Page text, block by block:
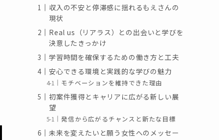
収入の不安と停滞感に揺れるもえさんの
現状
Real us（リアラス）との出会いと学びを
決意したきっかけ
学習時間を確保するための働き方と工夫
安心できる環境と実践的な学びの魅力
モチベーションを維持できた理由
初案件獲得とキャリアに広がる新しい展
望
発信から広がるチャンスと新たな目標
未来を変えたいと願う女性へのメッセー